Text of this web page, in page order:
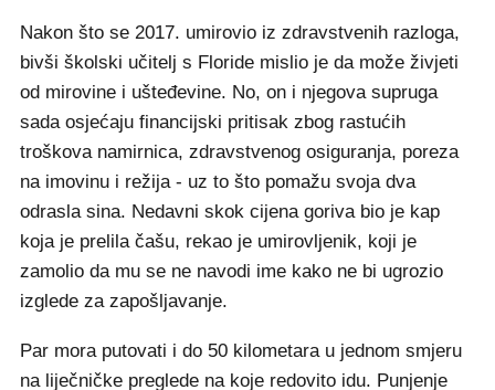
Nakon što se 2017. umirovio iz zdravstvenih razloga,
bivši školski učitelj s Floride mislio je da može živjeti
od mirovine i ušteđevine. No, on i njegova supruga
sada osjećaju financijski pritisak zbog rastućih
troškova namirnica, zdravstvenog osiguranja, poreza
na imovinu i režija - uz to što pomažu svoja dva
odrasla sina. Nedavni skok cijena goriva bio je kap
koja je prelila čašu, rekao je umirovljenik, koji je
zamolio da mu se ne navodi ime kako ne bi ugrozio
izglede za zapošljavanje.
Par mora putovati i do 50 kilometara u jednom smjeru
na liječničke preglede na koje redovito idu. Punjenje